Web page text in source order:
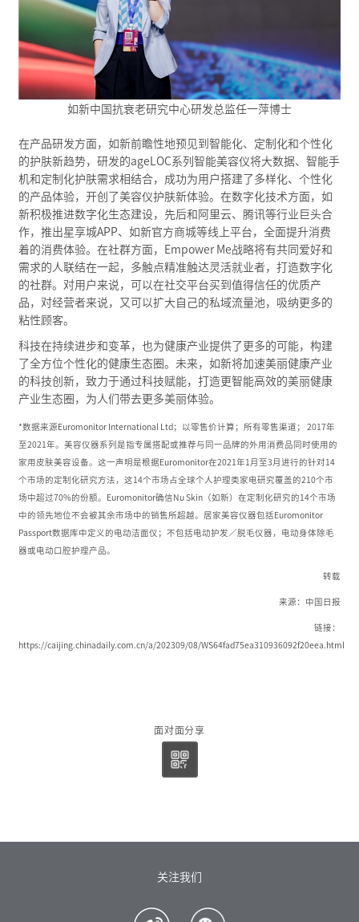
如新中国抗衰老研究中心研发总监任一萍博士
在产品研发方面，如新前瞻性地预见到智能化、定制化和个性化
的护肤新趋势，研发的ageLOC系列智能美容仪将大数据、智能手
机和定制化护肤需求相结合，成功为用户搭建了多样化、个性化
的产品体验，开创了美容仪护肤新体验。在数字化技术方面，如
新积极推进数字化生态建设，先后和阿里云、腾讯等行业巨头合
作，推出星享城APP、如新官方商城等线上平台，全面提升消费
着的消费体验。在社群方面，Empower Me战略将有共同爱好和
需求的人联结在一起，多触点精准触达灵活就业者，打造数字化
的社群。对用户来说，可以在社交平台买到值得信任的优质产
品，对经营者来说，又可以扩大自己的私域流量池，吸纳更多的
粘性顾客。
科技在持续进步和变革，也为健康产业提供了更多的可能，构建
了全方位个性化的健康生态圈。未来，如新将加速美丽健康产业
的科技创新，致力于通过科技赋能，打造更智能高效的美丽健康
产业生态圈，为人们带去更多美丽体验。
*数据来源Euromonitor International Ltd；以零售价计算；所有零售渠道； 2017年
至2021年。美容仪器系列是指专属搭配或推荐与同一品牌的外用消费品同时使用的
家用皮肤美容设备。这一声明是根据Euromonitor在2021年1月至3月进行的针对14
个市场的定制化研究方法，这14个市场占全球个人护理类家电研究覆盖的210个市
场中超过70%的份额。Euromonitor确信Nu Skin（如新）在定制化研究的14个市场
中的领先地位不会被其余市场中的销售所超越。居家美容仪器包括Euromonitor
Passport数据库中定义的电动洁面仪；不包括电动护发／脱毛仪器，电动身体除毛
器或电动口腔护理产品。
转载
来源：中国日报
链接：
https://caijing.chinadaily.com.cn/a/202309/08/WS64fad75ea310936092f20eea.html
面对面分享
关注我们